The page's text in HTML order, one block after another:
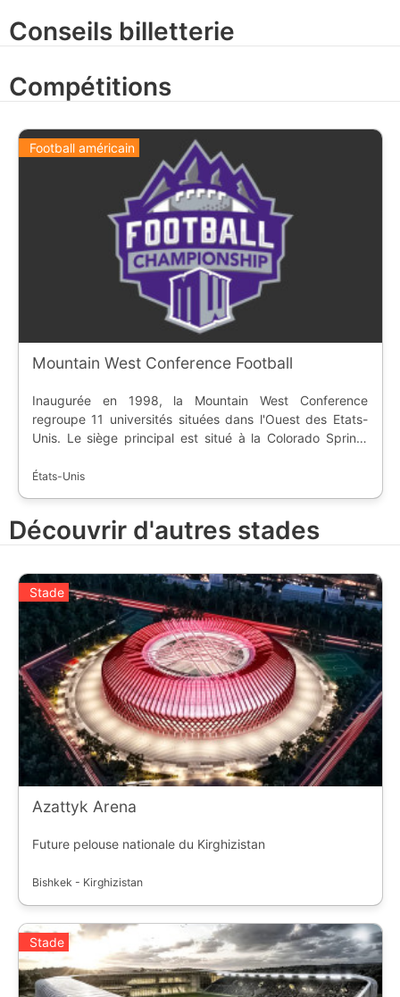
Conseils billetterie
Compétitions
Football américain
Mountain West Conference Football
Inaugurée en 1998, la Mountain West Conference
regroupe 11 universités situées dans l'Ouest des Etats-
Unis. Le siège principal est situé à la Colorado Spring,
américain fait partie de la Division 1, sous-division FBS,
États-Unis
Découvrir d'autres stades
Stade
Azattyk Arena
Future pelouse nationale du Kirghizistan
Bishkek - Kirghizistan
Stade